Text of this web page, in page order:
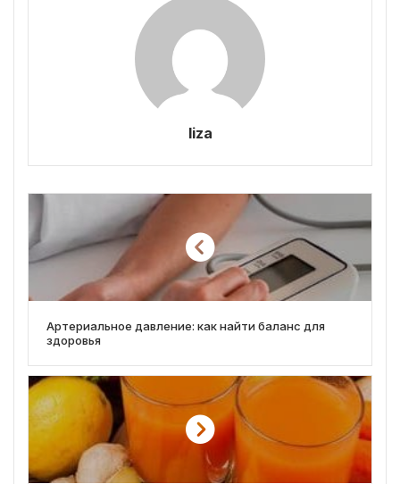
liza
Артериальное давление: как найти баланс для
здоровья